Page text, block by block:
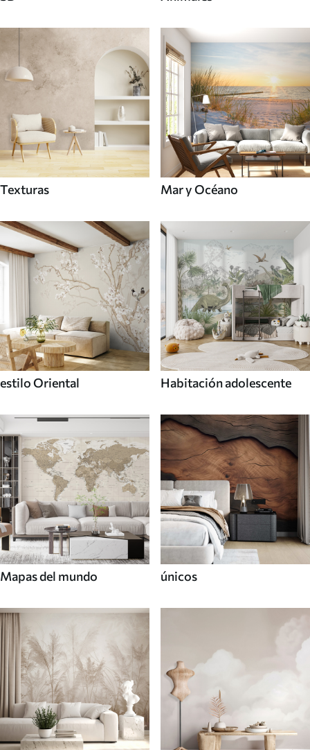
Texturas Mar y Océano
estilo Oriental Habitación adolescente
Mapas del mundo únicos